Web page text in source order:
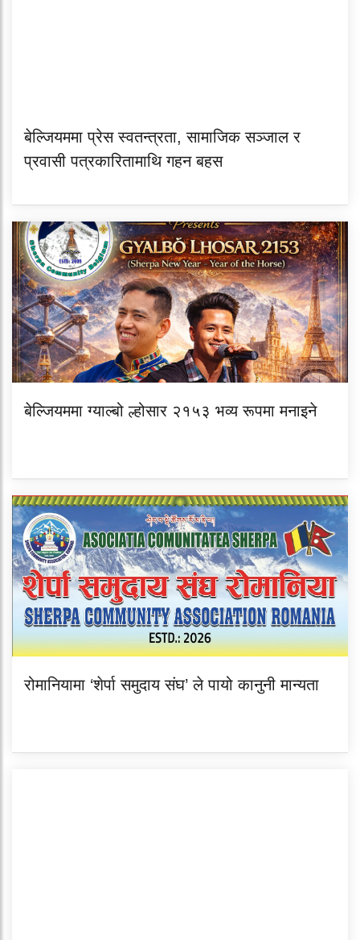
बेल्जियममा प्रेस स्वतन्त्रता, सामाजिक सञ्जाल र
प्रवासी पत्रकारितामाथि गहन बहस
बेल्जियममा ग्याल्बो ल्होसार २१५३ भव्य रूपमा मनाइने
रोमानियामा ‘शेर्पा समुदाय संघ’ ले पायो कानुनी मान्यता